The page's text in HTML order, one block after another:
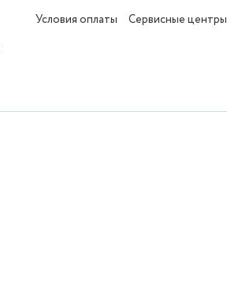
Условия оплаты
Сервисные центры